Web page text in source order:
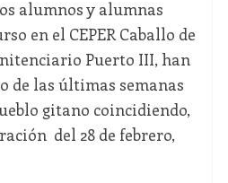
alumnos y alumnas
en el CEPER Caballo de
Puerto III, han
de las últimas semanas
gitano coincidiendo,
del 28 de febrero,